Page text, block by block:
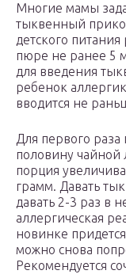
Многие мамы
тыквенный
детского
пюре не ранее 5
для введения
ребенок
вводится не
Для первого раза
половину
порция
грамм. Давать
давать 2-3 раз в
аллергическая
новинке
можно снова
Рекомендуется